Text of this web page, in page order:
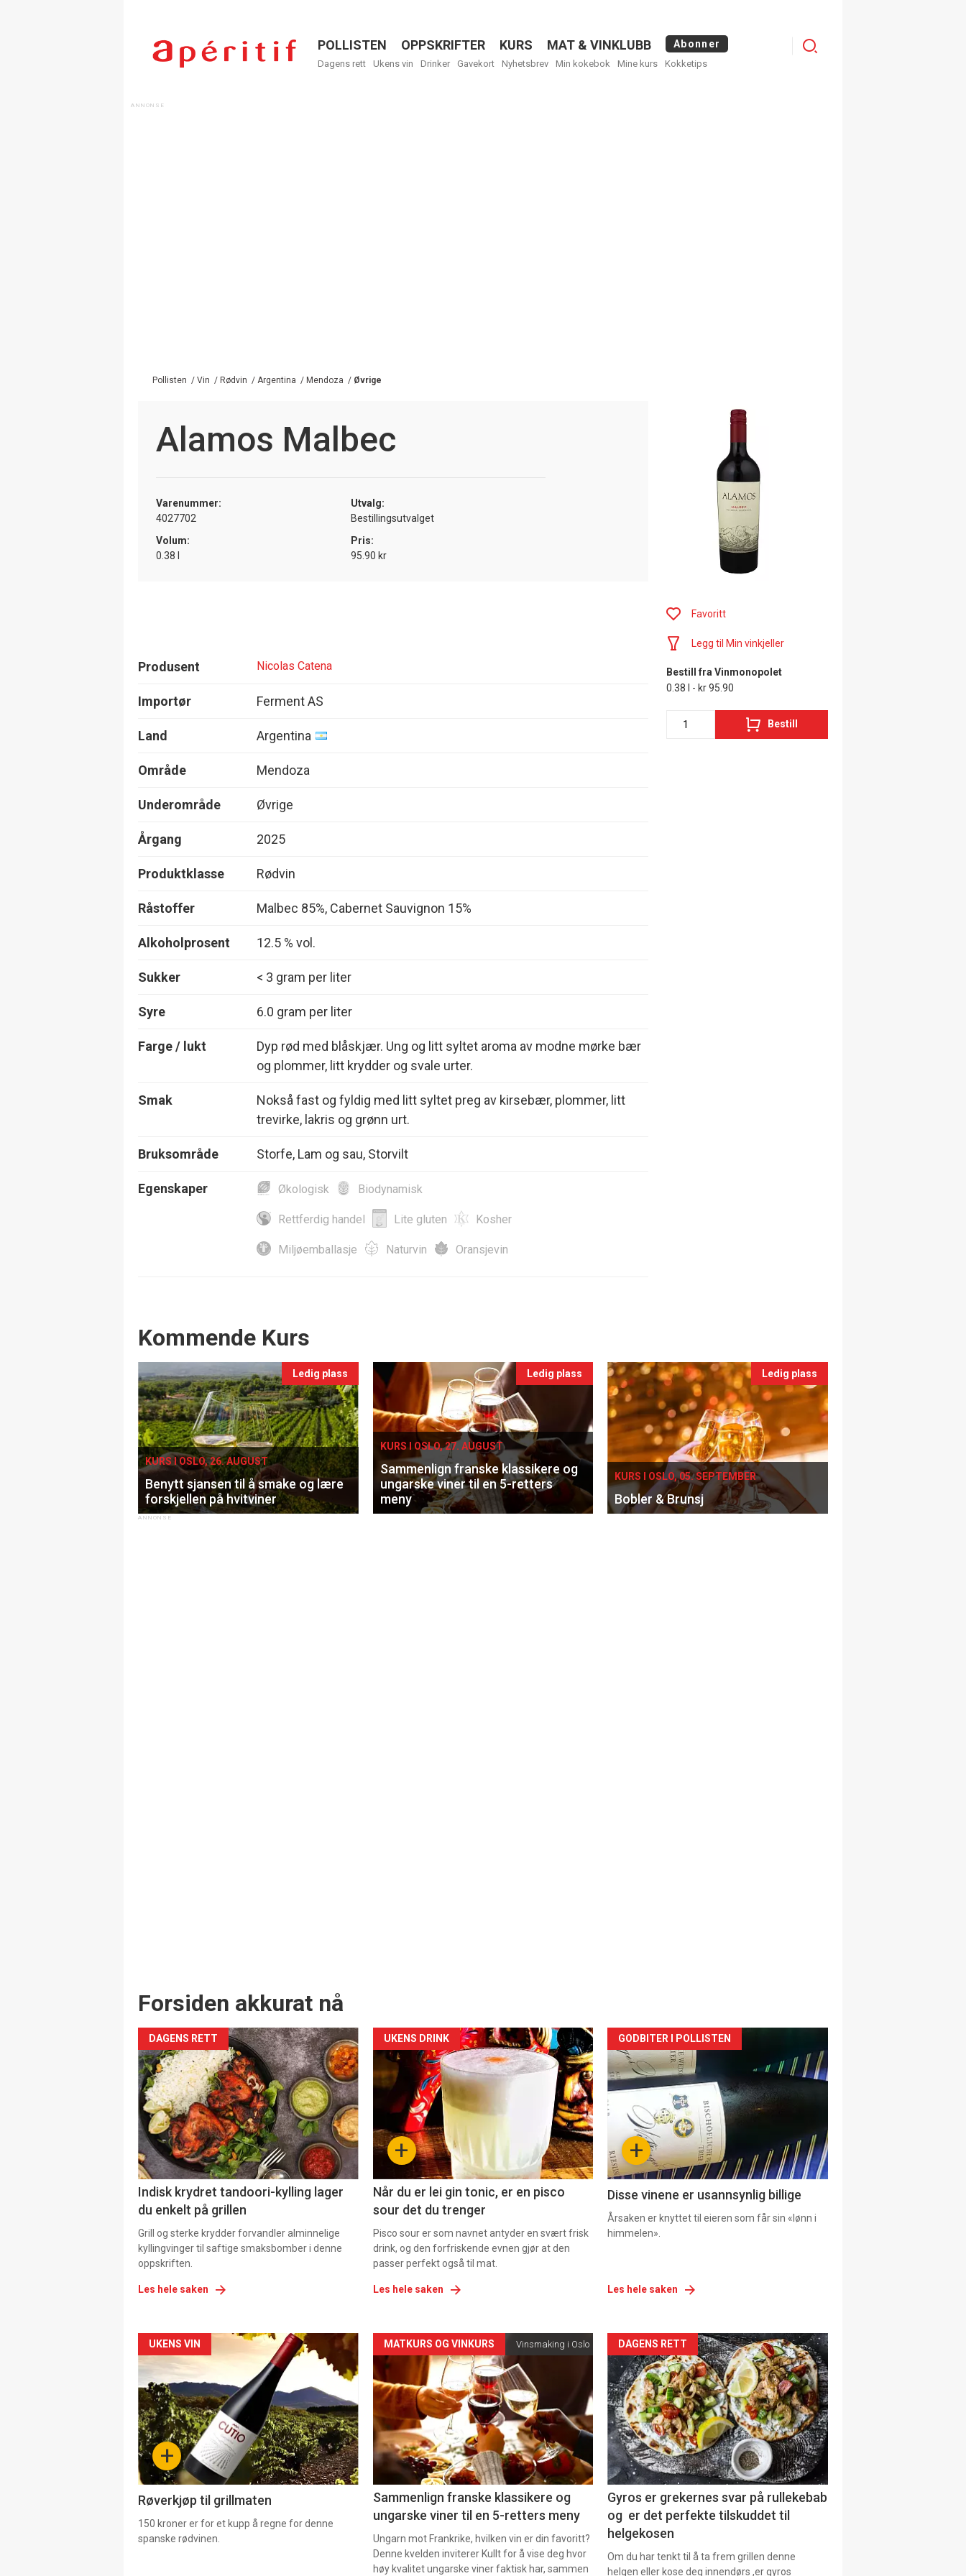
Menu
POLLISTEN OPPSKRIFTER KURS MAT & VINKLUBB Abonner
Dagens rett Ukens vin Drinker Gavekort Nyhetsbrev Min kokebok Mine kurs Kokketips
Menu
Pollisten / Vin / Rødvin / Argentina / Mendoza / Øvrige
Alamos Malbec
Varenummer:
4027702
Utvalg:
Bestillingsutvalget
Volum:
0.38 l
Pris:
95.90 kr
Produsent Nicolas Catena
Importør Ferment AS
Land Argentina
Område Mendoza
Underområde Øvrige
Årgang 2025
Produktklasse Rødvin
Råstoffer Malbec 85%, Cabernet Sauvignon 15%
Alkoholprosent 12.5 % vol.
Sukker < 3 gram per liter
Syre 6.0 gram per liter
Farge / lukt
Dyp rød med blåskjær. Ung og litt syltet aroma av modne mørke bær
og plommer, litt krydder og svale urter.
Smak
Nokså fast og fyldig med litt syltet preg av kirsebær, plommer, litt
trevirke, lakris og grønn urt.
Bruksområde Storfe, Lam og sau, Storvilt
Egenskaper Økologisk Biodynamisk
Rettferdig handel Lite gluten Kosher
Miljøemballasje Naturvin Oransjevin
Favoritt
Legg til Min vinkjeller
Bestill fra Vinmonopolet
0.38 l - kr 95.90
Bestill
Events
Kommende Kurs
Ledig plass
KURS I OSLO, 26. AUGUST
Benytt sjansen til å smake og lære
forskjellen på hvitviner
Ledig plass
KURS I OSLO, 27. AUGUST
Sammenlign franske klassikere og
ungarske viner til en 5-retters
meny
Ledig plass
KURS I OSLO, 05. SEPTEMBER
Bobler & Brunsj
Forsiden akkurat nå
DAGENS RETT
Indisk krydret tandoori-kylling lager
du enkelt på grillen
Grill og sterke krydder forvandler alminnelige
kyllingvinger til saftige smaksbomber i denne
oppskriften.
Les hele saken
Forsiden
akkurat
nå
-
+
UKENS DRINK
Når du er lei gin tonic, er en pisco
sour det du trenger
Pisco sour er som navnet antyder en svært frisk
drink, og den forfriskende evnen gjør at den
passer perfekt også til mat.
Les hele saken
Forsiden
akkurat
nå
3 +
GODBITER I POLLISTEN
Disse vinene er usannsynlig billige
Årsaken er knyttet til eieren som får sin «lønn i
himmelen».
Les hele saken
Forsiden
akkurat
nå
-
4 +
UKENS VIN
Røverkjøp til grillmaten
150 kroner er for et kupp å regne for denne
spanske rødvinen.
Forsiden
akkurat
nå
-
5
MATKURS OG VINKURS Vinsmaking i Oslo
Sammenlign franske klassikere og
ungarske viner til en 5-retters meny
Ungarn mot Frankrike, hvilken vin er din favoritt?
Denne kvelden inviterer Kullt for å vise deg hvor
høy kvalitet ungarske viner faktisk har, sammen
Forsiden
akkurat
nå
-
6
DAGENS RETT
Gyros er grekernes svar på rullekebab
og er det perfekte tilskuddet til
helgekosen
Om du har tenkt til å ta frem grillen denne
helgen eller kose deg innendørs ,er gyros